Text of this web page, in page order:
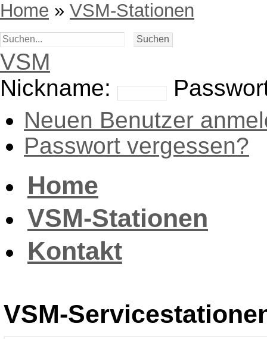
Home » VSM-Stationen
VSM
Nickname:
Neuen Benutzer
Passwort vergessen?
Home
VSM-Stationen
Kontakt
VSM-